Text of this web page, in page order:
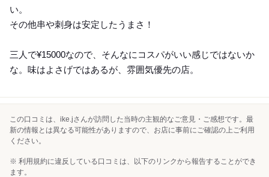
い。
その他串や刺身は安定したうまさ！
三人で¥15000なので、そんなにコスパがいい感じではないか
な。味はよさげではあるが、雰囲気優先の店。
この口コミは、ike.jさんが訪問した当時の主観的なご意見・ご感想です。最
新の情報とは異なる可能性がありますので、お店に事前にご確認の上ご利用
ください。
※ 利用規約に違反している口コミは、以下のリンクから報告することができ
ます。